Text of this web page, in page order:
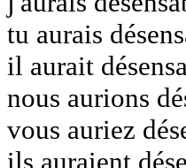
tu aurais
il aurait
nous aurions
vous auriez
ils auraient